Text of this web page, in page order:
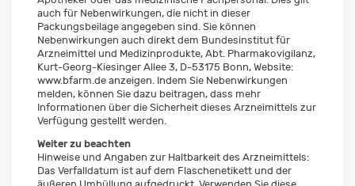
auch für Nebenwirkungen, die nicht in dieser
Packungsbeilage angegeben sind. Sie können
Nebenwirkungen auch direkt dem Bundesinstitut für
Arzneimittel und Medizinprodukte, Abt. Pharmakovigilanz,
Kurt-Georg-Kiesinger Allee 3, D-53175 Bonn, Website:
www.bfarm.de anzeigen. Indem Sie Nebenwirkungen
melden, können Sie dazu beitragen, dass mehr
Informationen über die Sicherheit dieses Arzneimittels zur
Verfügung gestellt werden.
Weiter zu beachten
Hinweise und Angaben zur Haltbarkeit des Arzneimittels:
Das Verfalldatum ist auf dem Flaschenetikett und der